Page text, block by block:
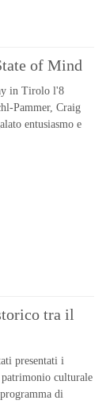
of Mind
in Tirolo l'8
Pammer, Craig
entusiasmo e
tra il
presentati i
culturale
di